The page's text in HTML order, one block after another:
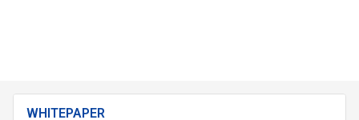
WHITEPAPER